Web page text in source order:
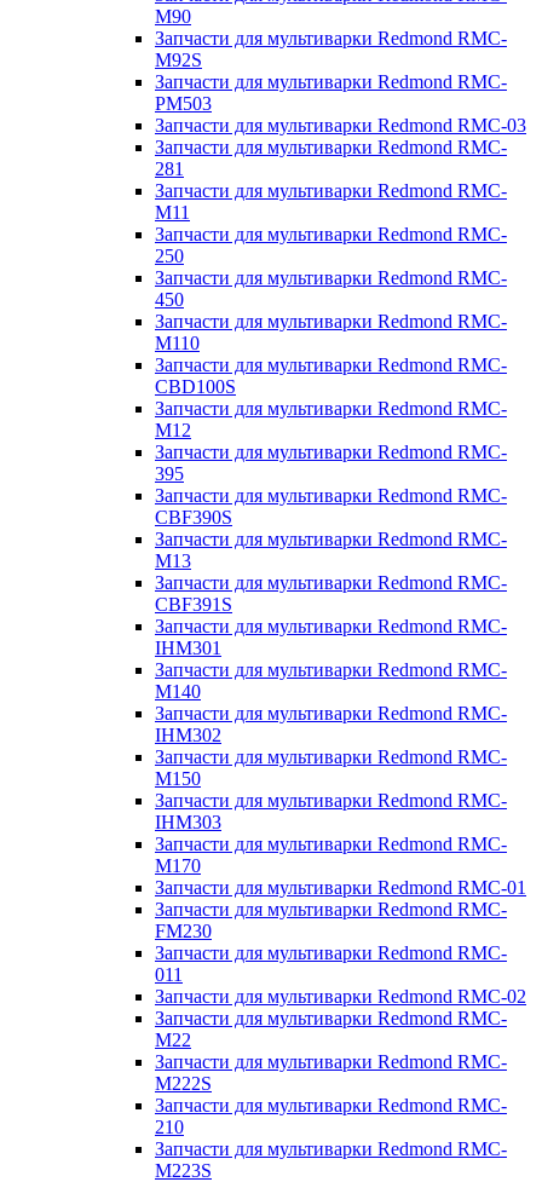
M90
Запчасти для мультиварки Redmond RMC-
M92S
Запчасти для мультиварки Redmond RMC-
PM503
Запчасти для мультиварки Redmond RMC-03
Запчасти для мультиварки Redmond RMC-
281
Запчасти для мультиварки Redmond RMC-
M11
Запчасти для мультиварки Redmond RMC-
250
Запчасти для мультиварки Redmond RMC-
450
Запчасти для мультиварки Redmond RMC-
M110
Запчасти для мультиварки Redmond RMC-
CBD100S
Запчасти для мультиварки Redmond RMC-
M12
Запчасти для мультиварки Redmond RMC-
395
Запчасти для мультиварки Redmond RMC-
CBF390S
Запчасти для мультиварки Redmond RMC-
M13
Запчасти для мультиварки Redmond RMC-
CBF391S
Запчасти для мультиварки Redmond RMC-
IHM301
Запчасти для мультиварки Redmond RMC-
M140
Запчасти для мультиварки Redmond RMC-
IHM302
Запчасти для мультиварки Redmond RMC-
M150
Запчасти для мультиварки Redmond RMC-
IHM303
Запчасти для мультиварки Redmond RMC-
M170
Запчасти для мультиварки Redmond RMC-01
Запчасти для мультиварки Redmond RMC-
FM230
Запчасти для мультиварки Redmond RMC-
011
Запчасти для мультиварки Redmond RMC-02
Запчасти для мультиварки Redmond RMC-
M22
Запчасти для мультиварки Redmond RMC-
M222S
Запчасти для мультиварки Redmond RMC-
210
Запчасти для мультиварки Redmond RMC-
M223S